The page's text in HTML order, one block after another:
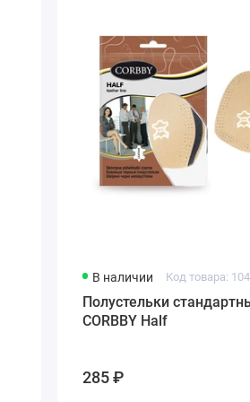
В наличии Код товара:
Полустельки
CORBBY Half
285 ₽